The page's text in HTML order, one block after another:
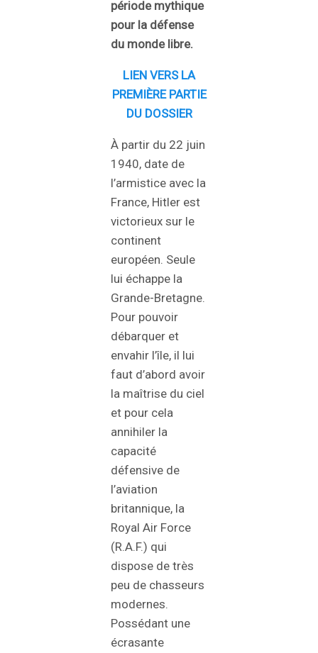
période mythique
pour la défense
du monde libre.
LIEN VERS LA
PREMIÈRE PARTIE
DU DOSSIER
À partir du 22 juin
1940, date de
l’armistice avec la
France, Hitler est
victorieux sur le
continent
européen. Seule
lui échappe la
Grande-Bretagne.
Pour pouvoir
débarquer et
envahir l’île, il lui
faut d’abord avoir
la maîtrise du ciel
et pour cela
annihiler la
capacité
défensive de
l’aviation
britannique, la
Royal Air Force
(R.A.F.) qui
dispose de très
peu de chasseurs
modernes.
Possédant une
écrasante